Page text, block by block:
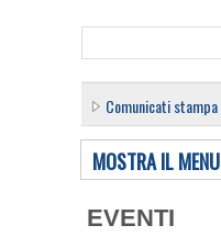
Comunicati stampa
MOSTRA IL MENU
EVENTI